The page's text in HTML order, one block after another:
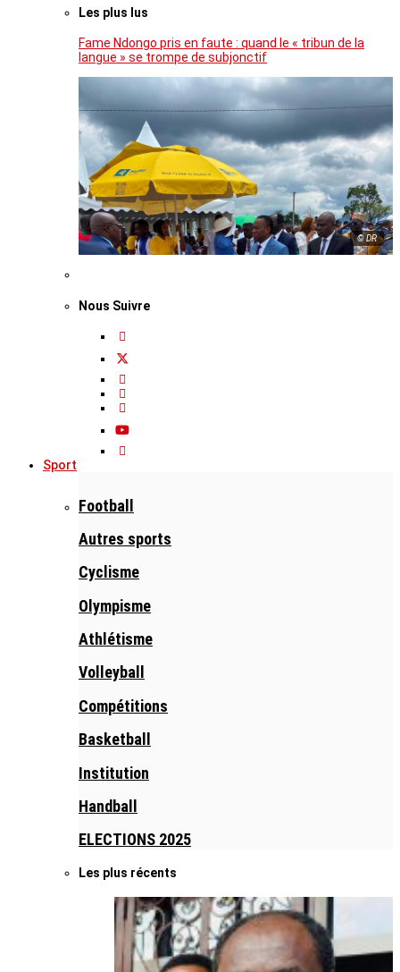
Les plus lus
Fame Ndongo pris en faute : quand le « tribun de la
langue » se trompe de subjonctif
© DR
Nous Suivre
Sport
Football
Autres sports
Cyclisme
Olympisme
Athlétisme
Volleyball
Compétitions
Basketball
Institution
Handball
ELECTIONS 2025
Les plus récents